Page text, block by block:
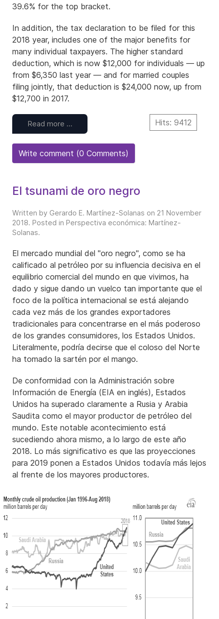
39.6% for the top bracket.
In addition, the tax declaration to be filed for this
2018 year, includes one of the major benefits for
many individual taxpayers. The higher standard
deduction, which is now $12,000 for individuals — up
from $6,350 last year — and for married couples
filing jointly, that deduction is $24,000 now, up from
$12,700 in 2017.
Read more … Hits: 9412
Write comment (0 Comments)
El tsunami de oro negro
Written by Gerardo E. Martínez-Solanas on 21 November
2018. Posted in Perspectiva económica: Martínez-
Solanas.
El mercado mundial del "oro negro", como se ha
calificado al petróleo por su influencia decisiva en el
equilibrio comercial del mundo en que vivimos, ha
dado y sigue dando un vuelco tan importante que el
foco de la política internacional se está alejando
cada vez más de los grandes exportadores
tradicionales para concentrarse en el más poderoso
de los grandes consumidores, los Estados Unidos.
Literalmente, podría decirse que el coloso del Norte
ha tomado la sartén por el mango.
De conformidad con la Administración sobre
Información de Energía (EIA en inglés), Estados
Unidos ha superado claramente a Rusia y Arabia
Saudita como el mayor productor de petróleo del
mundo. Este notable acontecimiento está
sucediendo ahora mismo, a lo largo de este año
2018. Lo más significativo es que las proyecciones
para 2019 ponen a Estados Unidos todavía más lejos
al frente de los mayores productores.